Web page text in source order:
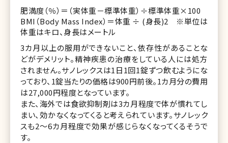
肥満度（％）＝（実体重－標準体重）÷標準体重×100
BMI（Body Mass Index）＝体重 ÷ (身長)2 ※単位は
体重はキロ、身長はメートル
3カ月以上の服用ができないこと、依存性があることな
どがデメリット。精神疾患の治療をしている人には処方
されません。サノレックスは1日1回1錠ずつ飲むようにな
っており、1錠当たりの価格は900円前後。1カ月分の費用
は27,000円程度となっています。
また、海外では食欲抑制剤は3カ月程度で体が慣れてし
まい、効かなくなってくると考えられています。サノレック
スも2～6カ月程度で効果が感じらなくなってくるそうで
す。